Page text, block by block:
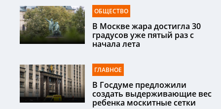
ОБЩЕСТВО
В Москве жара достигла 30
градусов уже пятый раз с
начала лета
ГЛАВНОЕ
В Госдуме предложили
создать выдерживающие вес
ребенка москитные сетки